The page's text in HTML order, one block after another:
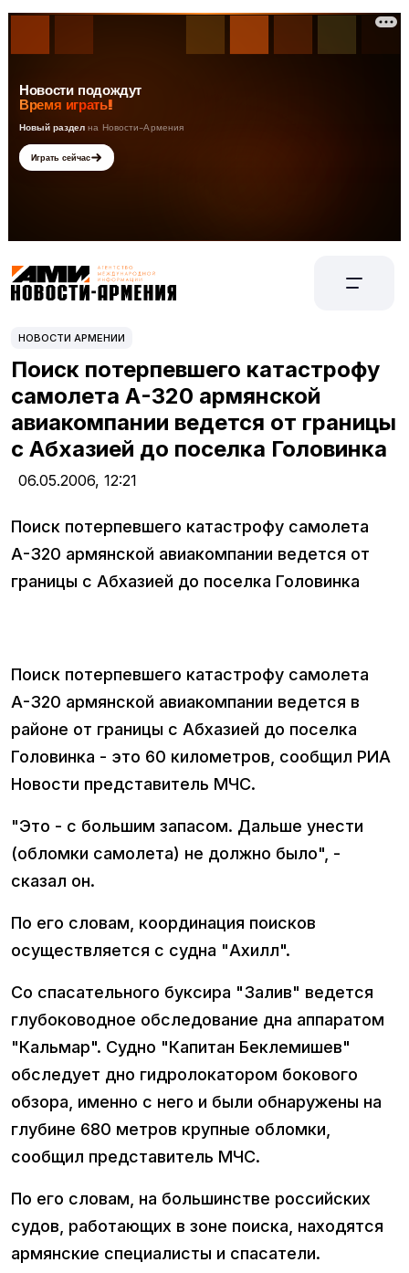
НОВОСТИ АРМЕНИИ
Поиск потерпевшего катастрофу
самолета А-320 армянской
авиакомпании ведется от границы
с Абхазией до поселка Головинка
06.05.2006, 12:21
Поиск потерпевшего катастрофу самолета
А-320 армянской авиакомпании ведется от
границы с Абхазией до поселка Головинка
Поиск потерпевшего катастрофу самолета
А-320 армянской авиакомпании ведется в
районе от границы с Абхазией до поселка
Головинка - это 60 километров, сообщил РИА
Новости представитель МЧС.
"Это - с большим запасом. Дальше унести
(обломки самолета) не должно было", -
сказал он.
По его словам, координация поисков
осуществляется с судна "Ахилл".
Со спасательного буксира "Залив" ведется
глубоководное обследование дна аппаратом
"Кальмар". Судно "Капитан Беклемишев"
обследует дно гидролокатором бокового
обзора, именно с него и были обнаружены на
глубине 680 метров крупные обломки,
сообщил представитель МЧС.
По его словам, на большинстве российских
судов, работающих в зоне поиска, находятся
армянские специалисты и спасатели.